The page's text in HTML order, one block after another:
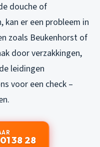
douche of
er een probleem in
zoals Beukenhorst of
door verzakkingen,
leidingen
voor een check –
38 28